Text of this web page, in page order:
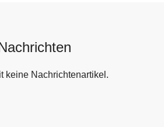
keine Nachrichtenartikel.